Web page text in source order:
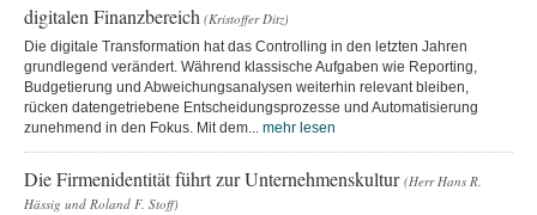
digitalen Finanzbereich (Kristoffer Ditz)
Die digitale Transformation hat das Controlling in den letzten Jahren
grundlegend verändert. Während klassische Aufgaben wie Reporting,
Budgetierung und Abweichungsanalysen weiterhin relevant bleiben,
rücken datengetriebene Entscheidungsprozesse und Automatisierung
zunehmend in den Fokus. Mit dem... mehr lesen
Die Firmenidentität führt zur Unternehmenskultur (Herr Hans R.
Hässig und Roland F. Stoff)